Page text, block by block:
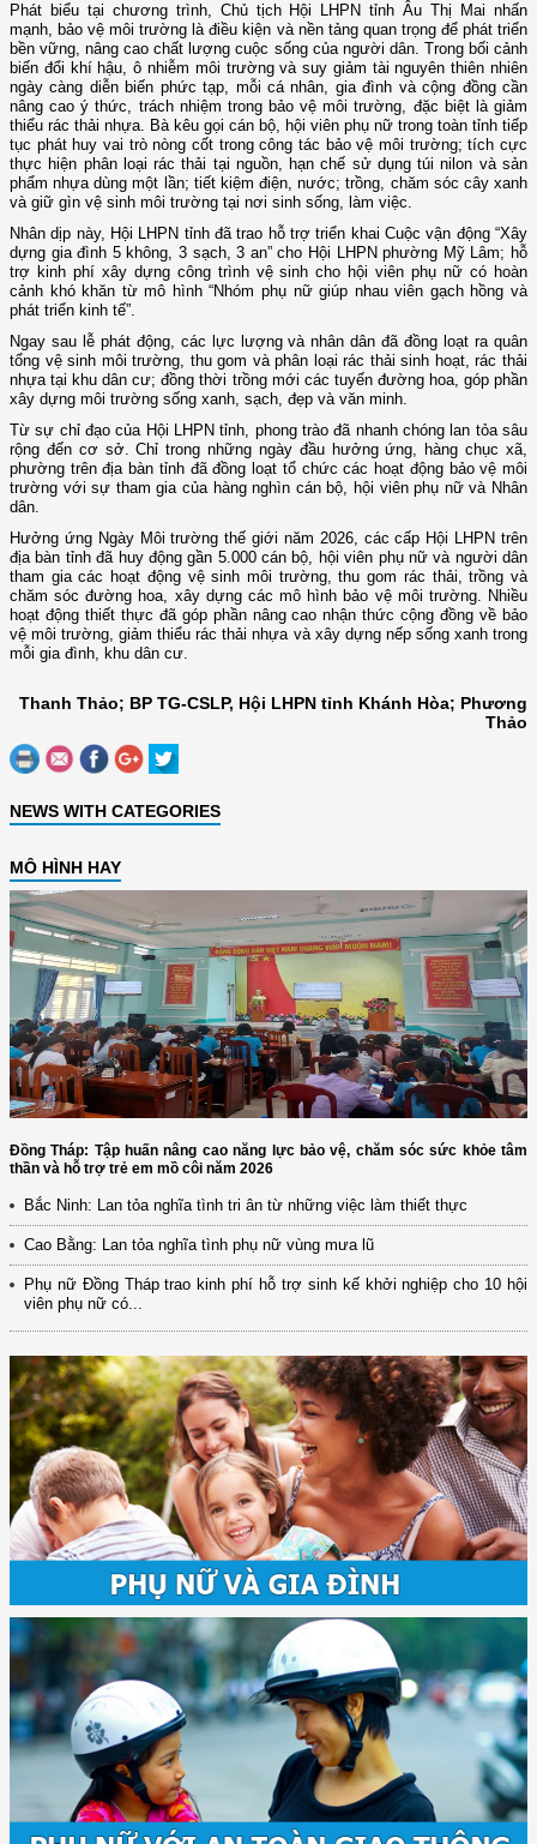
Phát biểu tại chương trình, Chủ tịch Hội LHPN tỉnh Âu Thị Mai nhấn
mạnh, bảo vệ môi trường là điều kiện và nền tảng quan trọng để phát triển
bền vững, nâng cao chất lượng cuộc sống của người dân. Trong bối cảnh
biến đổi khí hậu, ô nhiễm môi trường và suy giảm tài nguyên thiên nhiên
ngày càng diễn biến phức tạp, mỗi cá nhân, gia đình và cộng đồng cần
nâng cao ý thức, trách nhiệm trong bảo vệ môi trường, đặc biệt là giảm
thiểu rác thải nhựa. Bà kêu gọi cán bộ, hội viên phụ nữ trong toàn tỉnh tiếp
tục phát huy vai trò nòng cốt trong công tác bảo vệ môi trường; tích cực
thực hiện phân loại rác thải tại nguồn, hạn chế sử dụng túi nilon và sản
phẩm nhựa dùng một lần; tiết kiệm điện, nước; trồng, chăm sóc cây xanh
và giữ gìn vệ sinh môi trường tại nơi sinh sống, làm việc.
Nhân dịp này, Hội LHPN tỉnh đã trao hỗ trợ triển khai Cuộc vận động “Xây
dựng gia đình 5 không, 3 sạch, 3 an” cho Hội LHPN phường Mỹ Lâm; hỗ
trợ kinh phí xây dựng công trình vệ sinh cho hội viên phụ nữ có hoàn
cảnh khó khăn từ mô hình “Nhóm phụ nữ giúp nhau viên gạch hồng và
phát triển kinh tế”.
Ngay sau lễ phát động, các lực lượng và nhân dân đã đồng loạt ra quân
tổng vệ sinh môi trường, thu gom và phân loại rác thải sinh hoạt, rác thải
nhựa tại khu dân cư; đồng thời trồng mới các tuyến đường hoa, góp phần
xây dựng môi trường sống xanh, sạch, đẹp và văn minh.
Từ sự chỉ đạo của Hội LHPN tỉnh, phong trào đã nhanh chóng lan tỏa sâu
rộng đến cơ sở. Chỉ trong những ngày đầu hưởng ứng, hàng chục xã,
phường trên địa bàn tỉnh đã đồng loạt tổ chức các hoạt động bảo vệ môi
trường với sự tham gia của hàng nghìn cán bộ, hội viên phụ nữ và Nhân
dân.
Hưởng ứng Ngày Môi trường thế giới năm 2026, các cấp Hội LHPN trên
địa bàn tỉnh đã huy động gần 5.000 cán bộ, hội viên phụ nữ và người dân
tham gia các hoạt động vệ sinh môi trường, thu gom rác thải, trồng và
chăm sóc đường hoa, xây dựng các mô hình bảo vệ môi trường. Nhiều
hoạt động thiết thực đã góp phần nâng cao nhận thức cộng đồng về bảo
vệ môi trường, giảm thiểu rác thải nhựa và xây dựng nếp sống xanh trong
mỗi gia đình, khu dân cư.
Thanh Thảo; BP TG-CSLP, Hội LHPN tỉnh Khánh Hòa; Phương
Thảo
NEWS WITH CATEGORIES
MÔ HÌNH HAY
Đồng Tháp: Tập huấn nâng cao năng lực bảo vệ, chăm sóc sức khỏe tâm
thần và hỗ trợ trẻ em mồ côi năm 2026
Bắc Ninh: Lan tỏa nghĩa tình tri ân từ những việc làm thiết thực
Cao Bằng: Lan tỏa nghĩa tình phụ nữ vùng mưa lũ
Phụ nữ Đồng Tháp trao kinh phí hỗ trợ sinh kế khởi nghiệp cho 10 hội
viên phụ nữ có...